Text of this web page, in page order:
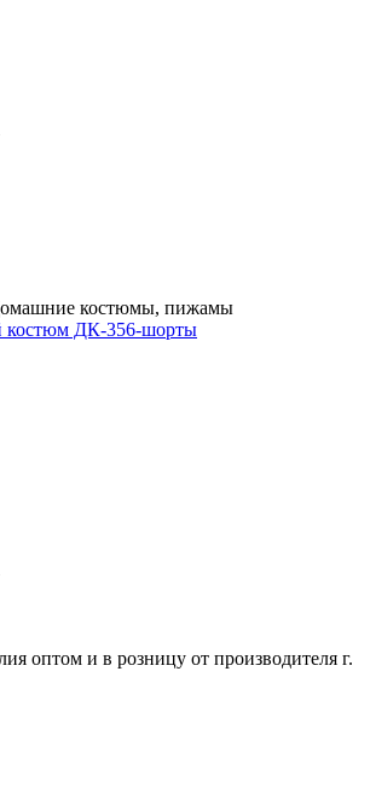
костюмы, пижамы
ДК-356-шорты
оптом и в розницу от производителя г.